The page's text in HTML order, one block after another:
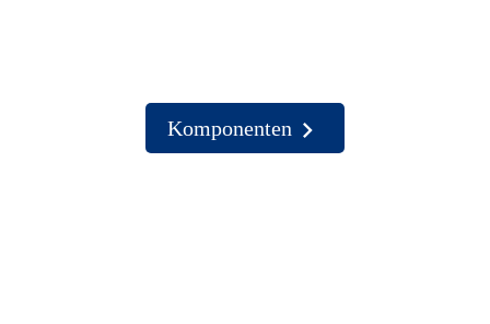
Komponenten